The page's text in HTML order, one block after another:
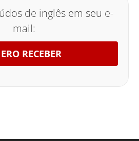
de inglês em seu e-
mail:
RECEBER